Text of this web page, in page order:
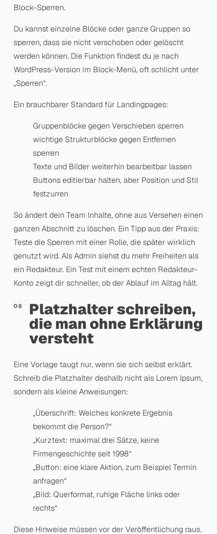
Block-Sperren.
Du kannst einzelne Blöcke oder ganze Gruppen so
sperren, dass sie nicht verschoben oder gelöscht
werden können. Die Funktion findest du je nach
WordPress-Version im Block-Menü, oft schlicht unter
„Sperren“.
Ein brauchbarer Standard für Landingpages:
Gruppenblöcke gegen Verschieben sperren
wichtige Strukturblöcke gegen Entfernen
sperren
Texte und Bilder weiterhin bearbeitbar lassen
Buttons editierbar halten, aber Position und Stil
festzurren
So ändert dein Team Inhalte, ohne aus Versehen einen
ganzen Abschnitt zu löschen. Ein Tipp aus der Praxis:
Teste die Sperren mit einer Rolle, die später wirklich
genutzt wird. Als Admin siehst du mehr Freiheiten als
ein Redakteur. Ein Test mit einem echten Redakteur-
Konto zeigt dir schneller, ob der Ablauf im Alltag hält.
Platzhalter schreiben,
die man ohne Erklärung
versteht
Eine Vorlage taugt nur, wenn sie sich selbst erklärt.
Schreib die Platzhalter deshalb nicht als Lorem Ipsum,
sondern als kleine Anweisungen:
„Überschrift: Welches konkrete Ergebnis
bekommt die Person?“
„Kurztext: maximal drei Sätze, keine
Firmengeschichte seit 1998“
„Button: eine klare Aktion, zum Beispiel Termin
anfragen“
„Bild: Querformat, ruhige Fläche links oder
rechts“
Diese Hinweise müssen vor der Veröffentlichung raus.